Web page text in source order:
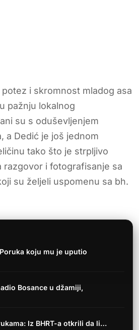
i skromnost mladog asa
pažnju lokalnog
su s oduševljenjem
a Dedić je još jednom
tako što je strpljivo
razgovor i fotografisanje sa
su željeli uspomenu sa bh.
koju mu je uputio
Bosance u džamiji,
Iz BHRT-a otkrili da li…